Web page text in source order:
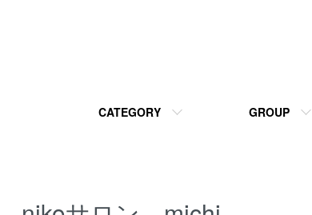
CATEGORY GROUP